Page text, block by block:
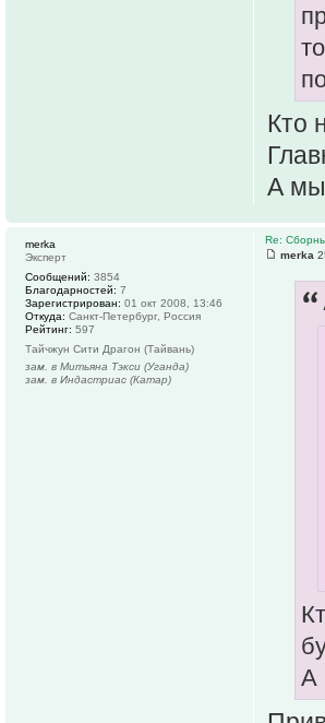
Кто
А
Re:
merka
А
merka
Эксперт
Сообщений: 3854
Благодарностей: 7
Зарегистрирован: 01 окт 2008, 13:46
Откуда: Санкт-Петербург, Россия
Рейтинг: 597
Тайчжун Сити Драгон (Тайвань)
зам. в Митьяна Тэкси (Уганда)
зам. в Индастриас (Катар)